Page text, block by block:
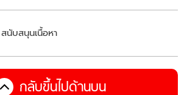
สนับสนุนเนื้อหา
กลับขึ้นไปด้านบน